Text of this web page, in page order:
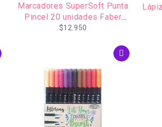
Marcadores SuperSoft Punta
Pincel 20 unidades Faber
castell
$12.950